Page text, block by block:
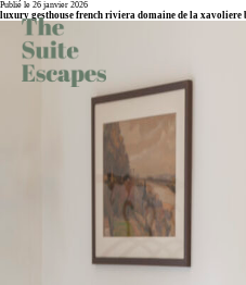
Publié le 26 janvier 2026
luxury gesthouse french riviera domaine de la